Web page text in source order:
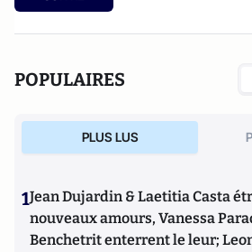
POPULAIRES
PLUS LUS
1Jean Dujardin & Laetitia Casta
nouveaux amours, Vanessa
Benchetrit enterrent le leur;